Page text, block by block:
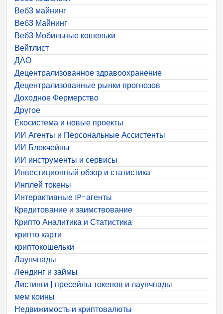
Веб3 майнинг
Веб3 Майнинг
Веб3 Мобильные кошельки
Вейтлист
ДАО
Децентрализованное здравоохранение
Децентрализованные рынки прогнозов
Доходное Фермерство
Другое
Екосистема и новые проекты
ИИ Агенты и Персональные Ассистенты
ИИ Блокчейны
ИИ инструменты и сервисы
Инвестиционный обзор и статистика
Инплей токены
Интерактивные IP-агенты
Кредитование и заимствование
Крипто Аналитика и Статистика
крипто карти
криптокошельки
Лаунчпады
Лендинг и займы
Листинги | пресейлы токенов и лаунчпады
мем коины
Недвижимость и криптовалюты